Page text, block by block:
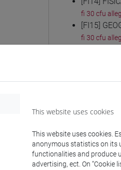
fi 30 cfu
[FI15]
fi 30 cfu
[FI16]
[FI17]
fi 30 cfu
fi 30 cfu
[FI20]
fi 30 cfu
This website uses cookies
This website uses cookies.
anonymous statistics on its
functionalities and produce
advertising, ect. On “Cookie